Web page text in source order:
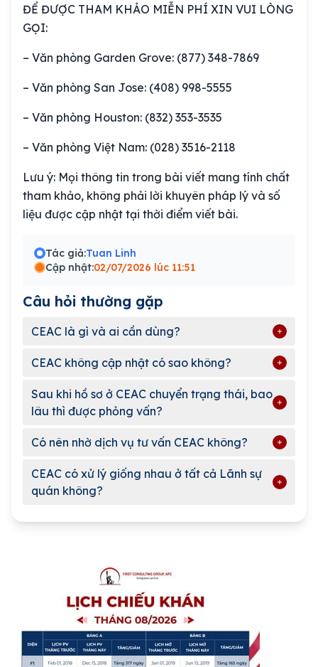
ĐỂ ĐƯỢC THAM KHẢO MIỄN PHÍ XIN VUI LÒNG
GỌI:
– Văn phòng Garden Grove: (877) 348-7869
– Văn phòng San Jose: (408) 998-5555
– Văn phòng Houston: (832) 353-3535
– Văn phòng Việt Nam: (028) 3516-2118
Lưu ý: Mọi thông tin trong bài viết mang tính chất
tham khảo, không phải lời khuyên pháp lý và số
liệu được cập nhật tại thời điểm viết bài.
Tác giả:Tuan Linh
Cập nhật:02/07/2026 lúc 11:51
Câu hỏi thường gặp
CEAC là gì và ai cần dùng?
CEAC không cập nhật có sao không?
Sau khi hồ sơ ở CEAC chuyển trạng thái, bao
lâu thì được phỏng vấn?
Có nên nhờ dịch vụ tư vấn CEAC không?
CEAC có xử lý giống nhau ở tất cả Lãnh sự
quán không?